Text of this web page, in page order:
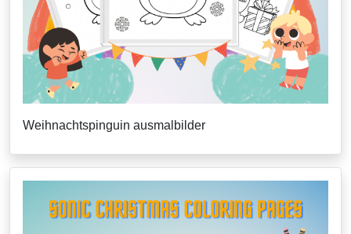
Weihnachtspinguin ausmalbilder